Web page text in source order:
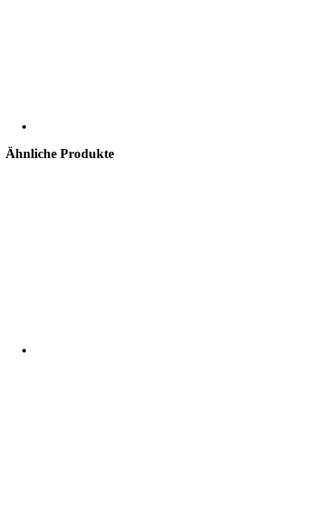
Ähnliche Produkte